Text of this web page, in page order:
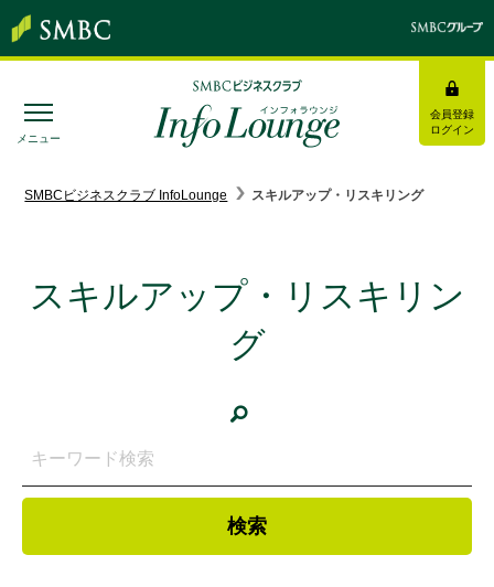
メニュー
会員登録
ログイン
みんなの研修
インタビュー・レポート
イベント・セミナー
SMBCビジネスクラブ InfoLounge スキルアップ・リスキリング
スキルアップ・リスキリン
グ